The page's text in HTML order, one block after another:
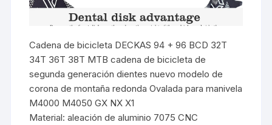
Cadena de bicicleta DECKAS 94 + 96 BCD 32T
34T 36T 38T MTB cadena de bicicleta de
segunda generación dientes nuevo modelo de
corona de montaña redonda Ovalada para manivela
M4000 M4050 GX NX X1
Material: aleación de aluminio 7075 CNC